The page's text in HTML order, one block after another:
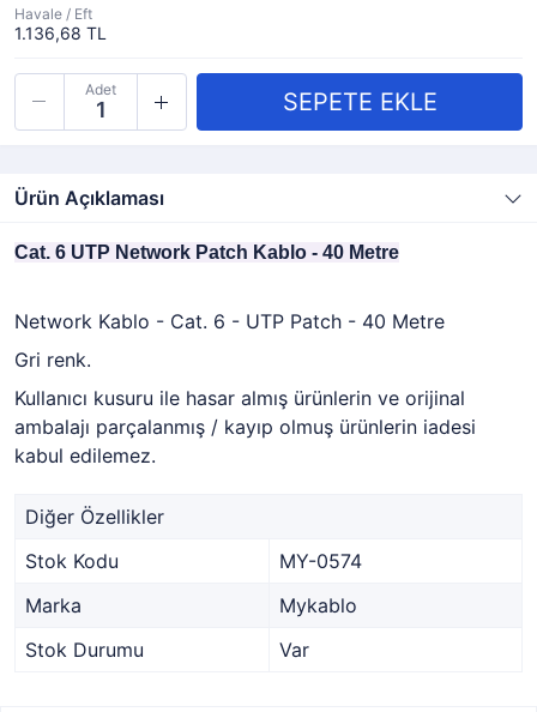
Havale / Eft
1.136,68 TL
Adet
Ürün Açıklaması
Cat. 6 UTP Network Patch Kablo - 40 Metre
Network Kablo - Cat. 6 - UTP Patch - 40 Metre
Gri renk.
Kullanıcı kusuru ile hasar almış ürünlerin ve orijinal
ambalajı parçalanmış / kayıp olmuş ürünlerin iadesi
kabul edilemez.
Diğer Özellikler
Stok Kodu
MY-0574
Marka
Mykablo
Stok Durumu
Var